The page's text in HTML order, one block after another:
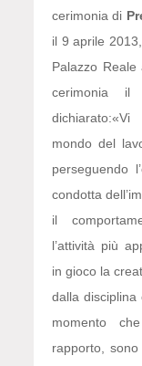
cerimonia di
il 9 aprile
Palazzo
cerimonia il
dichiarato:«Vi
mondo del
perseguendo
condotta
il
l’attività più
in gioco la
dalla
momento
rapporto,